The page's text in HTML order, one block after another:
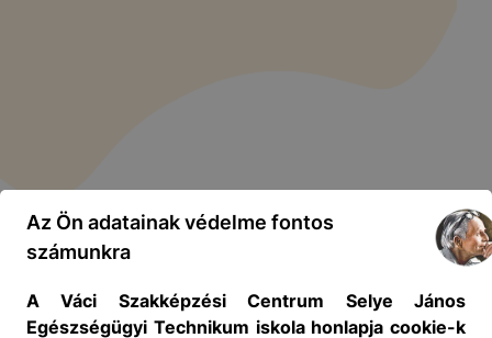
Az Ön adatainak védelme fontos
számunkra
A Váci Szakképzési Centrum Selye János
Egészségügyi Technikum iskola honlapja cookie-k